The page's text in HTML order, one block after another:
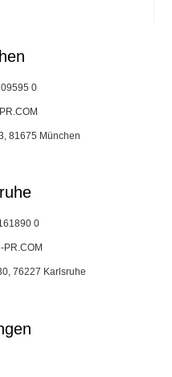
0
81675 München
0
PR.COM
76227 Karlsruhe